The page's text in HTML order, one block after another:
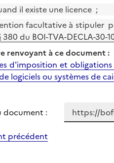
il existe une licence ;
facultative à stipuler
380 du BOI-TVA-DECLA-30-
renvoyant à ce document :
d'imposition et
logiciels ou systèmes de
document :
précédent